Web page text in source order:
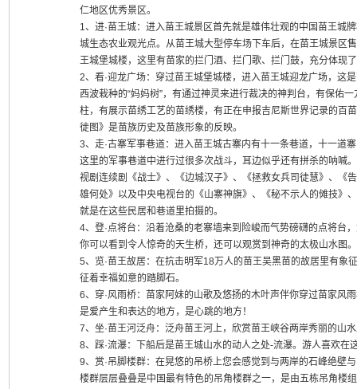
仁地区优秀景区。
1、进·苗王城：进入苗王城景区首先就是雄伟壮观的中国苗王城
城生态农业观光点。从苗王城大型停车场下车后，在苗王城景区
王城堡城楼，这里有苗家的拦门酒、拦门歌、拦门鼓，充分体现
2、看·迎龙广场：穿过苗王城堡城楼，进入苗王城迎龙广场，这
西波栽种的“妈妈树”，有通过神灵来进行裁决的神判台，有保佑
柱，有展示苗绣工艺的苗绣楼，有正在申报吉尼斯世界记录的百
徙图》是苗族历史及苗族形象的反映。
3、走·古寨军事巷道：进入苗王城古寨内有十一条巷道，十一道
这里的军事巷道中进行过很多次战斗，耳边似乎还有拼杀的呐喊
视剧连续剧《战士》、《边城汉子》、《拯救女兵司徒慧》、《
雄何处》以及中央电视台的《山寨神旗》、《秘不示人的傩技》
就是在这些民居和巷道里拍摄的。
4、登·点将台：沿着沧桑的老寨墙来到险峻而气势磅礴的点将台
你可以看到令人惊奇的天生桥，还可以观赏到神奇的太极山水图。
5、览·苗王故居：在抗击明军18万人的苗王吴黑苗的故居里有象
征着幸福如意的踏脚石。
6、穿·风雨桥：苗家阿妹的山歌及悠扬的木叶声伴你穿过苗家风
是爱产生和表达的地方，是心跳的地方！
7、坐·苗王河泛舟：泛舟苗王河上，欣赏苗王峡谷两岸秀丽的山
8、踩·流瀑：下船后是苗王城山水的动人之处-流瀑。游人喜欢在
9、赏·吊脚楼群：在晃悠的吊桥上您会感觉到与两岸的石峰绝壁
楼群层层叠叠是中国最有特色的吊角楼群之一，是由五栋吊角楼